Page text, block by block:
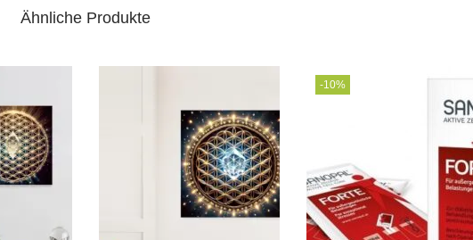
vor der Operation kann helfen, die Dauer des
A5H
patentierte KombinationA5H, bestehend ausAlpha-
(5-HMF)
. Diese einzigartige Wirkstoffverbindung
im Blut und unterstützt damit die optimale
Ähnliche Produkte
-10%